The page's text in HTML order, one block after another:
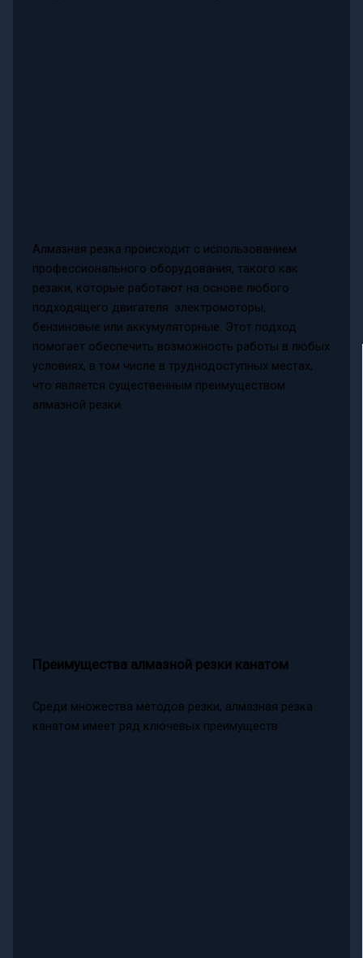
Алмазная резка происходит с использованием
профессионального оборудования, такого как
резаки, которые работают на основе любого
подходящего двигателя: электромоторы,
бензиновые или аккумуляторные. Этот подход
помогает обеспечить возможность работы в любых
условиях, в том числе в труднодоступных местах,
что является существенным преимуществом
алмазной резки.
Преимущества алмазной резки канатом
Среди множества методов резки, алмазная резка
канатом имеет ряд ключевых преимуществ: